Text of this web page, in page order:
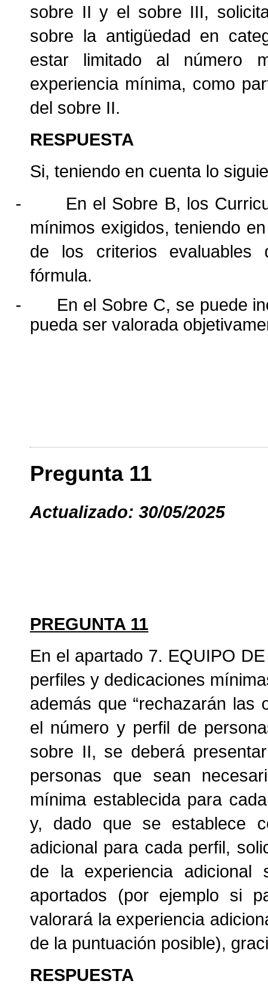
sobre II y el sobre III,
sobre la antigüedad en
estar limitado al número
experiencia mínima, como
del sobre II.
RESPUESTA
Si, teniendo en cuenta lo
-
En el Sobre B, los
mínimos exigidos, teniendo
de los criterios evaluables
fórmula.
-
En el Sobre C, se puede
pueda ser valorada
Pregunta 11
Actualizado: 30/05/2025
PREGUNTA 11
En el apartado 7. EQUIPO
perfiles y dedicaciones
además que “rechazarán las
el número y perfil de
sobre II, se deberá
personas que sean
mínima establecida para
y, dado que se establece
adicional para cada perfil,
de la experiencia
aportados (por ejemplo si
valorará la experiencia
de la puntuación posible),
RESPUESTA